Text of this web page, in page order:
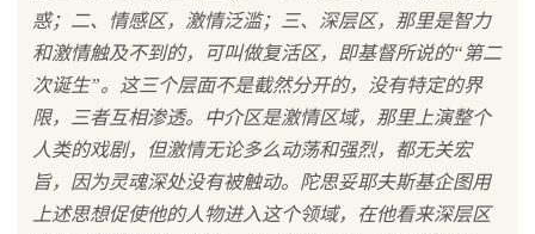
惑；二、情感区，激情泛滥；三、深层区，那里是智力
和激情触及不到的，可叫做复活区，即基督所说的“第二
次诞生”。这三个层面不是截然分开的，没有特定的界
限，三者互相渗透。中介区是激情区域，那里上演整个
人类的戏剧，但激情无论多么动荡和强烈，都无关宏
旨，因为灵魂深处没有被触动。陀思妥耶夫斯基企图用
上述思想促使他的人物进入这个领域，在他看来深层区